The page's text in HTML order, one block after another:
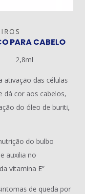
PARA CABELO
2,8ml
ativação das células
dá cor aos cabelos,
do óleo de buriti,
do bulbo
auxilia no
vitamina E”
de queda por